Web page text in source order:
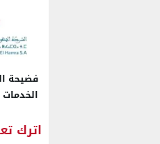
فضيحة
الخدمات
اترك